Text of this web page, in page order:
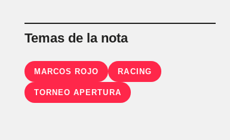
Temas de la nota
MARCOS ROJO RACING
TORNEO APERTURA